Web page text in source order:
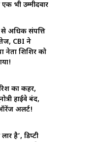
एक भी उम्मीदवार
अधिक संपत्ति
CBI ने
नेता शिशिर को
का कहर,
हाईवे बंद,
अलर्ट!
है’, डिप्टी